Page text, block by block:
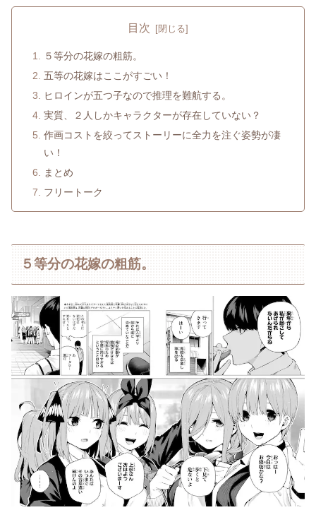
目次
５等分の花嫁の粗筋。
五等の花嫁はここがすごい！
ヒロインが五つ子なので推理を難航する。
実質、２人しかキャラクターが存在していない？
作画コストを絞ってストーリーに全力を注ぐ姿勢が凄
い！
まとめ
フリートーク
５等分の花嫁の粗筋。